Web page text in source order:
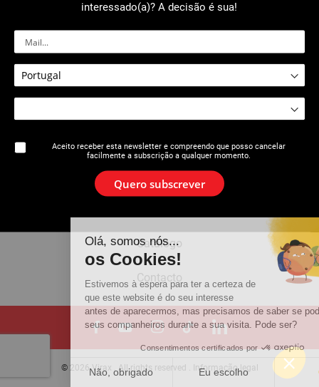
A marca
Notícias
Catálogo
Contacto
© 2026 Virax . All rights reserved . Informação legal
interessado(a)? A decisão é sua!
Aceito receber esta newsletter e compreendo que posso cancelar
facilmente a subscrição a qualquer momento.
Quero subscrever
Olá, somos nós...
os Cookies!
Estivemos à espera para ter a certeza de
que este website é do seu interesse
antes de aparecermos, mas precisamos de saber se podemos ser
seus companheiros durante a sua visita. Pode ser?
Consentimentos certificados por
Não, obrigado Eu escolho OK